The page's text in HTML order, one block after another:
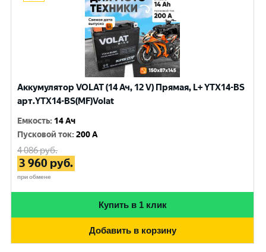
Аккумулятор VOLAT (14 Ач, 12 V) Прямая, L+ YTX14-BS
арт.YTX14-BS(MF)Volat
Емкость: 14 Ач
Пусковой ток:200 A
4 086руб.
3 960 руб.
при обмене
Купить в 1 клик
Добавить в корзину